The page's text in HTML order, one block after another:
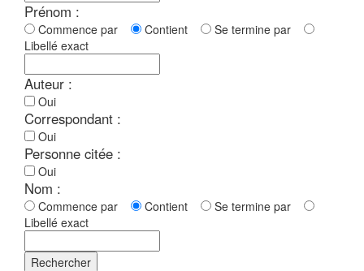
Prénom :
Commence par Contient
Se termine par
Libellé exact
Auteur :
Oui
Correspondant :
Oui
Personne citée :
Oui
Nom :
Commence par Contient
Se termine par
Libellé exact
Rechercher